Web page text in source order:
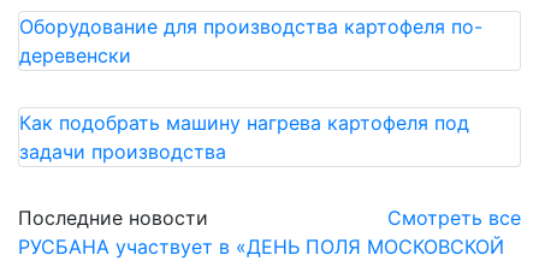
Оборудование для производства картофеля по-
деревенски
Как подобрать машину нагрева картофеля под
задачи производства
Последние новости
Смотреть все
РУСБАНА участвует в «ДЕНЬ ПОЛЯ МОСКОВСКОЙ